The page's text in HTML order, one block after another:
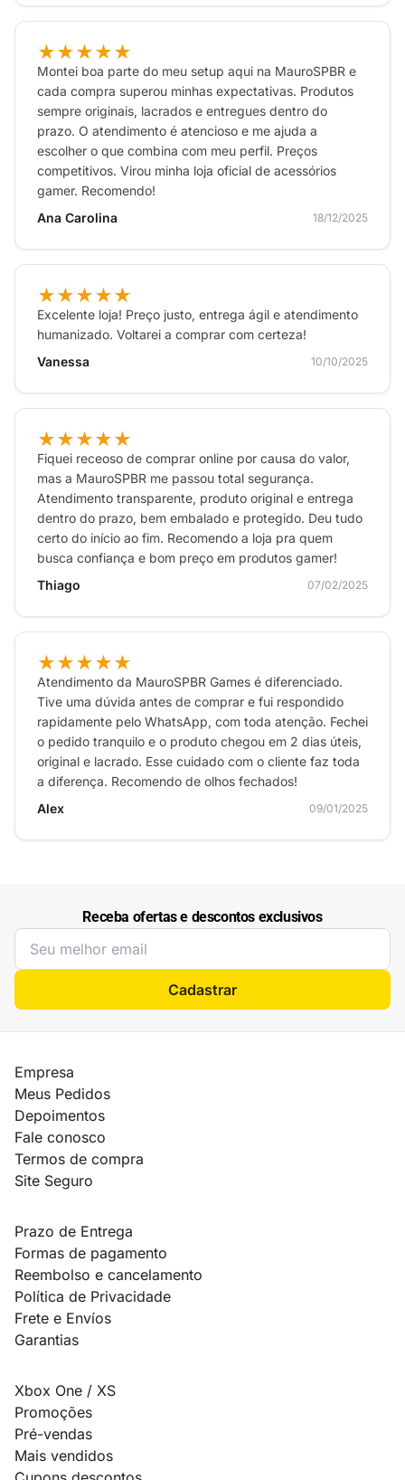
Áudio: Stereo
Conexões: USB Type-C para carregamento
Conectividade: Wi-Fi (IEEE 802.11 a/b/g/n/ac –
Bluetooth 4.1 / NFC
Processador: NVIDIA Custom Tegra processor
Cabos Inclusos: USB Type-C para carregamento
Peso do produto: 500g
Dimensões do produto: Largura: 20,83cm – Altura:
9,14cm – Profundidade: 1,39cm
Garantia: 1 ano de garantia pelo fabricante
Conteúdo da Embalagem: 1 console Nintendo
Switch Lite + cabo
★★★★★
Montei boa parte do meu setup aqui na MauroSPBR e
cada compra superou minhas expectativas. Produtos
sempre originais, lacrados e entregues dentro do
prazo. O atendimento é atencioso e me ajuda a
escolher o que combina com meu perfil. Preços
competitivos. Virou minha loja oficial de acessórios
gamer. Recomendo!
Ana Carolina
18/12/2025
★★★★★
Excelente loja! Preço justo, entrega ágil e atendimento
humanizado. Voltarei a comprar com certeza!
Vanessa
10/10/2025
★★★★★
Fiquei receoso de comprar online por causa do valor,
mas a MauroSPBR me passou total segurança.
Atendimento transparente, produto original e entrega
dentro do prazo, bem embalado e protegido. Deu tudo
certo do início ao fim. Recomendo a loja pra quem
busca confiança e bom preço em produtos gamer!
Thiago
07/02/2025
★★★★★
Atendimento da MauroSPBR Games é diferenciado.
Tive uma dúvida antes de comprar e fui respondido
rapidamente pelo WhatsApp, com toda atenção. Fechei
o pedido tranquilo e o produto chegou em 2 dias úteis,
original e lacrado. Esse cuidado com o cliente faz toda
a diferença. Recomendo de olhos fechados!
Alex
09/01/2025
Receba ofertas e descontos exclusivos
Cadastrar
Empresa
Meus Pedidos
Depoimentos
Fale conosco
Termos de compra
Site Seguro
Prazo de Entrega
Formas de pagamento
Reembolso e cancelamento
Política de Privacidade
Frete e Envíos
Garantias
Xbox One / XS
Promoções
Pré-vendas
Mais vendidos